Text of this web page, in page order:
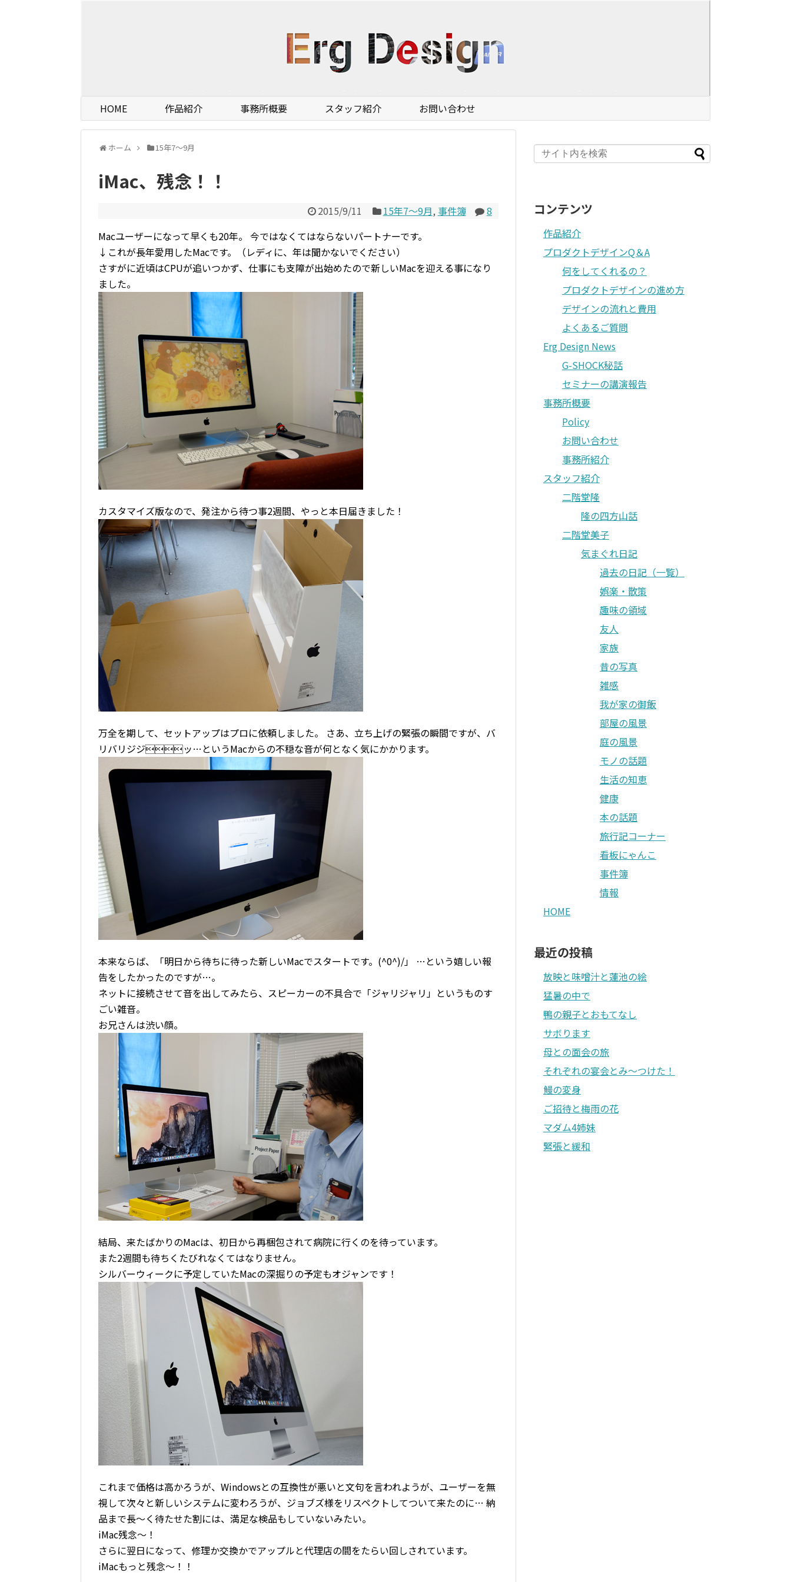
HOME 作品紹介 事務所概要 スタッフ紹介 お問い合わせ
ホーム 15年7〜9月
iMac、残念！！
2015/9/11 15年7〜9月, 事件簿
8
Macユーザーになって早くも20年。 今ではなくてはならないパートナーです。
↓これが長年愛用したMacです。（レディに、年は聞かないでください）
さすがに近頃はCPUが追いつかず、仕事にも支障が出始めたので新しいMacを迎える事になり
ました。
カスタマイズ版なので、発注から待つ事2週間、やっと本日届きました！
万全を期して、セットアップはプロに依頼しました。 さあ、立ち上げの緊張の瞬間ですが、バ
リバリジジッ…というMacからの不穏な音が何となく気にかかります。
本来ならば、「明日から待ちに待った新しいMacでスタートです。(^0^)/」 …という嬉しい報
告をしたかったのですが…。
ネットに接続させて音を出してみたら、スピーカーの不具合で「ジャリジャリ」というものす
ごい雑音。
お兄さんは渋い顔。
結局、来たばかりのMacは、初日から再梱包されて病院に行くのを待っています。
また2週間も待ちくたびれなくてはなりません。
シルバーウィークに予定していたMacの深掘りの予定もオジャンです！
これまで価格は高かろうが、Windowsとの互換性が悪いと文句を言われようが、ユーザーを無
視して次々と新しいシステムに変わろうが、ジョブズ様をリスペクトしてついて来たのに… 納
品まで長〜く待たせた割には、満足な検品もしていないみたい。
iMac残念〜！
さらに翌日になって、修理か交換かでアップルと代理店の間をたらい回しされています。
iMacもっと残念〜！！
コンテンツ
作品紹介
プロダクトデザインQ＆A
何をしてくれるの？
プロダクトデザインの進め方
デザインの流れと費用
よくあるご質問
Erg Design News
G-SHOCK秘話
セミナーの講演報告
事務所概要
Policy
お問い合わせ
事務所紹介
スタッフ紹介
二階堂隆
隆の四方山話
二階堂美子
気まぐれ日記
過去の日記（一覧）
娯楽・散策
趣味の領域
友人
家族
昔の写真
雑感
我が家の御飯
部屋の風景
庭の風景
モノの話題
生活の知恵
健康
本の話題
旅行記コーナー
看板にゃんこ
事件簿
情報
HOME
最近の投稿
放映と味噌汁と蓮池の絵
猛暑の中で
鴨の親子とおもてなし
サボります
母との面会の旅
それぞれの宴会とみ〜つけた！
鰻の変身
ご招待と梅雨の花
マダム4姉妹
緊張と緩和